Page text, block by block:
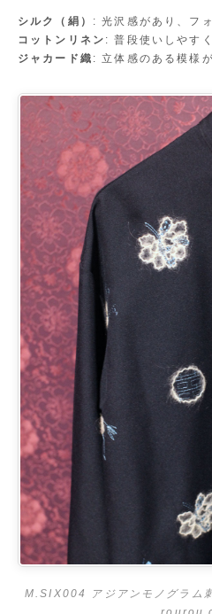
シルク（絹） : 光沢感があり、フ
コットンリネン : 普段使いしやす
ジャカード織 : 立体感のある模様
M.SIX004 アジアンモノグラム